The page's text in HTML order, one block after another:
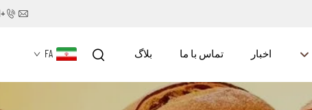
+86-18652826331
اخبار تماس با ما بلاگ FA